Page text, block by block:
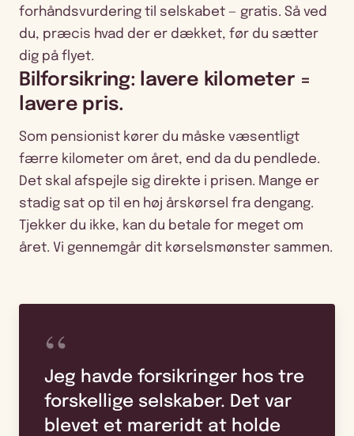
forhåndsvurdering til selskabet — gratis. Så ved
du, præcis hvad der er dækket, før du sætter
dig på flyet.
Bilforsikring: lavere kilometer =
lavere pris.
Som pensionist kører du måske væsentligt
færre kilometer om året, end da du pendlede.
Det skal afspejle sig direkte i prisen. Mange er
stadig sat op til en høj årskørsel fra dengang.
Tjekker du ikke, kan du betale for meget om
året. Vi gennemgår dit kørselsmønster sammen.
“
Jeg havde forsikringer hos tre
forskellige selskaber. Det var
blevet et mareridt at holde